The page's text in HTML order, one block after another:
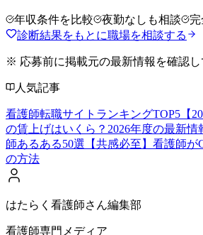
年収条件を比較 夜勤なしも相談
診断結果をもとに職場を相談する
※ 応募前に掲載元の最新情報を確認し
人気記事
看護師転職サイトランキングTOP5【
の賃上げはいくら？2026年度の最新情
師あるある50選【共感必至】 看護師が
の方法
はたらく看護師さん編集部
看護師専門メディア